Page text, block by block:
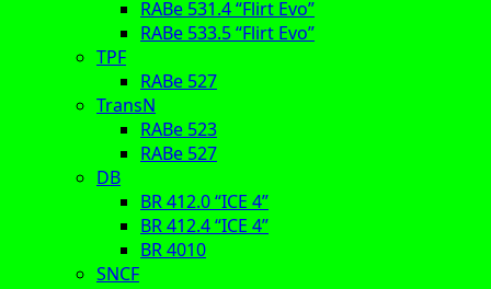
RABe 531.4 “Flirt Evo”
RABe 533.5 “Flirt Evo”
TPF
RABe 527
TransN
RABe 523
RABe 527
DB
BR 412.0 “ICE 4”
BR 412.4 “ICE 4”
BR 4010
SNCF